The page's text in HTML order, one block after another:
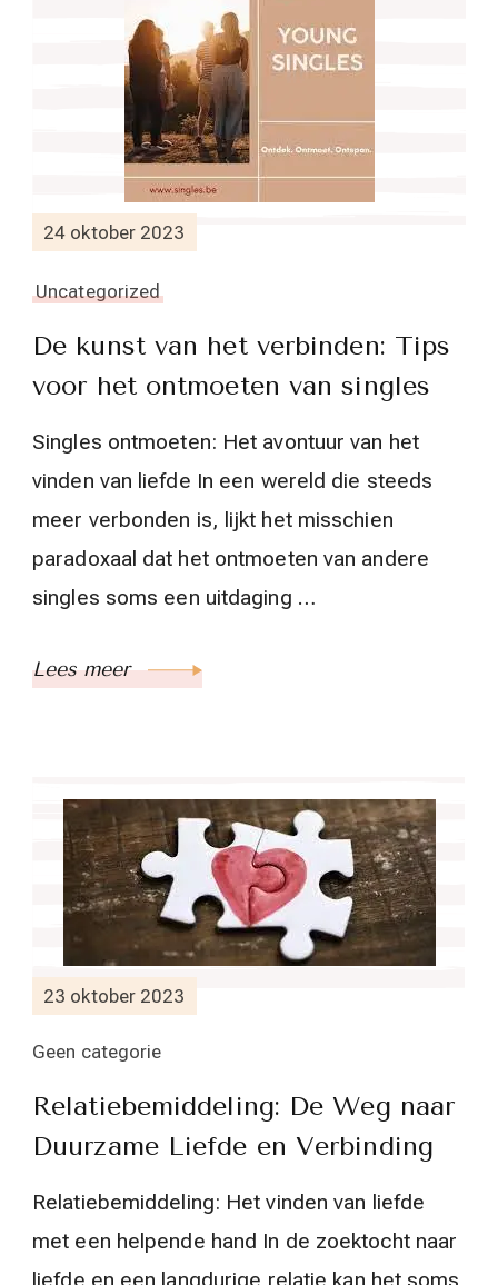
24 oktober 2023
Uncategorized
De kunst van het verbinden: Tips
voor het ontmoeten van singles
Singles ontmoeten: Het avontuur van het
vinden van liefde In een wereld die steeds
meer verbonden is, lijkt het misschien
paradoxaal dat het ontmoeten van andere
singles soms een uitdaging …
Lees meer
23 oktober 2023
Geen categorie
Relatiebemiddeling: De Weg naar
Duurzame Liefde en Verbinding
Relatiebemiddeling: Het vinden van liefde
met een helpende hand In de zoektocht naar